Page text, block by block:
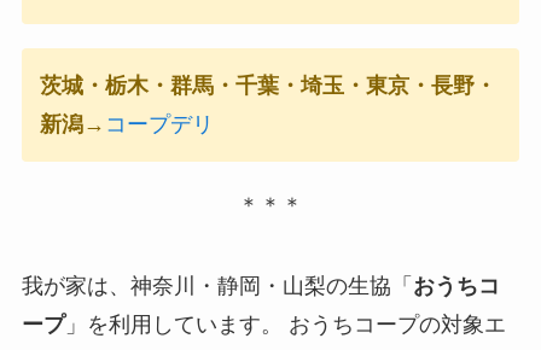
茨城・栃木・群馬・千葉・埼玉・東京・長野・
新潟→ コープデリ
＊＊＊
我が家は、神奈川・静岡・山梨の生協「 おうちコ
ープ」を利用しています。 おうちコープの対象エ